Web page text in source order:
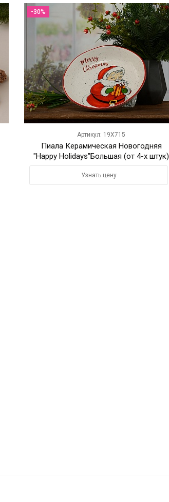
-30%
Артикул: 19X715
Пиала Керамическая Новогодняя
"Happy Holidays"Большая (от 4-х штук)
Узнать цену